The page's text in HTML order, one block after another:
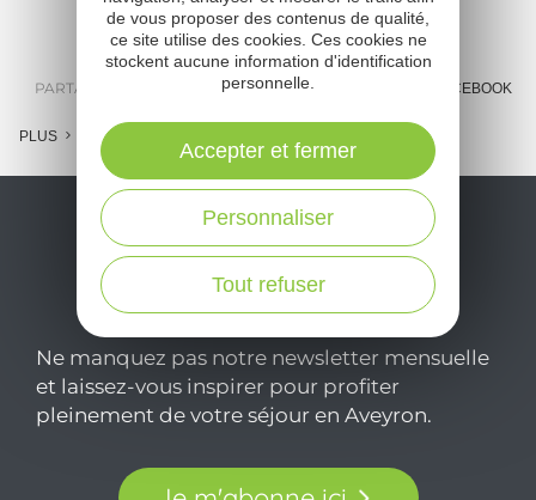
PARTAGER : E-MAIL MESSENGER FACEBOOK
PLUS
Ne manquez pas notre newsletter mensuelle
et laissez-vous inspirer pour profiter
pleinement de votre séjour en Aveyron.
de vous proposer des contenus de qualité,
ce site utilise des cookies. Ces cookies ne
stockent aucune information d'identification
personnelle.
Tout refuser
Personnaliser
Accepter et fermer